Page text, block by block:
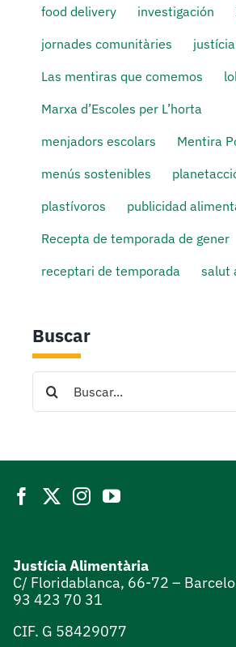
food delivery
investigación
jornades comunitàries
Las mentiras que comemos
Marxa d’Escoles per L’horta
menjadors escolars
Mentira
menús sostenibles
plastívoros
publicidad
Recepta de temporada de gener
receptari de temporada
salut
Buscar
Search
for:
Justícia Alimentària
C/ Floridablanca, 66-72 –
93 423 70 31
CIF. G 58429077